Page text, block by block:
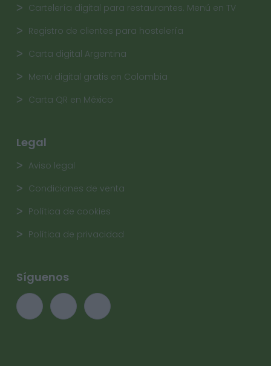
Cartelería digital para restaurantes. Menú en TV
Registro de clientes para hostelería
Carta digital Argentina
Menú digital gratis en Colombia
Carta QR en México
Legal
Aviso legal
Condiciones de venta
Política de cookies
Política de privacidad
Síguenos